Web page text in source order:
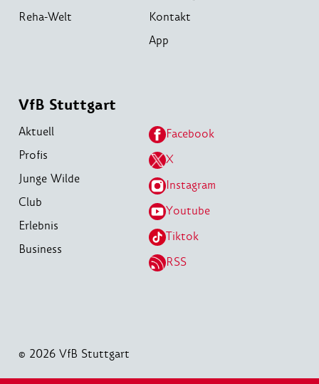
Reha-Welt
Kontakt
App
VfB Stuttgart
Aktuell
Profis
Junge Wilde
Club
Erlebnis
Business
Facebook
X
Instagram
Youtube
Tiktok
RSS
© 2026 VfB Stuttgart